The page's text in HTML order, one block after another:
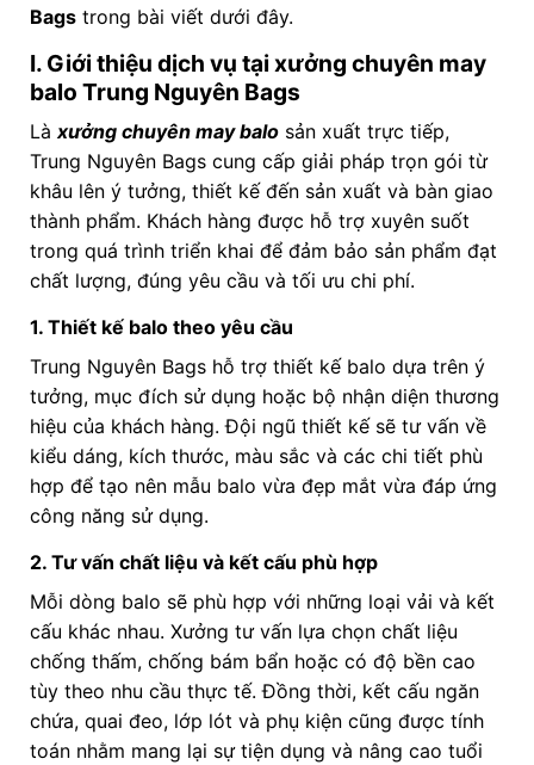
Bagstrong bài viết dưới đây.
I. Giới thiệu dịch vụ tại xưởng chuyên may
balo Trung Nguyên Bags
Là xưởng chuyên may balosản xuất trực tiếp,
Trung Nguyên Bags cung cấp giải pháp trọn gói từ
khâu lên ý tưởng, thiết kế đến sản xuất và bàn giao
thành phẩm. Khách hàng được hỗ trợ xuyên suốt
trong quá trình triển khai để đảm bảo sản phẩm đạt
chất lượng, đúng yêu cầu và tối ưu chi phí.
1. Thiết kế balo theo yêu cầu
Trung Nguyên Bags hỗ trợ thiết kế balo dựa trên ý
tưởng, mục đích sử dụng hoặc bộ nhận diện thương
hiệu của khách hàng. Đội ngũ thiết kế sẽ tư vấn về
kiểu dáng, kích thước, màu sắc và các chi tiết phù
hợp để tạo nên mẫu balo vừa đẹp mắt vừa đáp ứng
công năng sử dụng.
2. Tư vấn chất liệu và kết cấu phù hợp
Mỗi dòng balo sẽ phù hợp với những loại vải và kết
cấu khác nhau. Xưởng tư vấn lựa chọn chất liệu
chống thấm, chống bám bẩn hoặc có độ bền cao
tùy theo nhu cầu thực tế. Đồng thời, kết cấu ngăn
chứa, quai đeo, lớp lót và phụ kiện cũng được tính
toán nhằm mang lại sự tiện dụng và nâng cao tuổi